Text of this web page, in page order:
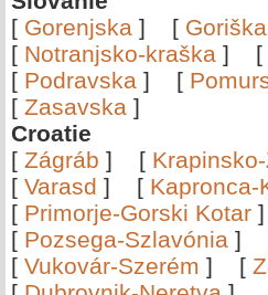
[ Gorenjska ] [ Goriška
[ Notranjsko-kraška ] [
[ Podravska ] [
[ Zasavska ]
Croatie
[ Zágráb ] [
[ Varasd ] [ Kapronca-
[ Primorje-Gorski Kotar
[ Pozsega-Szlavónia ]
[ Vukovár-Szerém ] [